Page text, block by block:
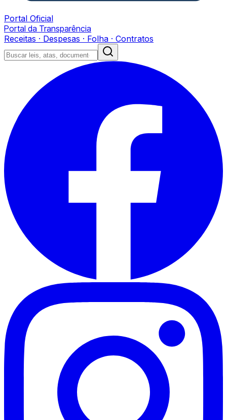
Portal Oficial
Portal da Transparência
Receitas · Despesas · Folha · Contratos